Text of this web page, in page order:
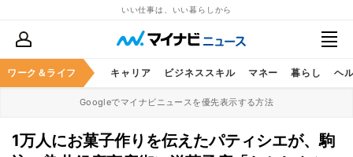
いい仕事は、いい暮らしから
ワーク＆ライフ キャリア ビジネススキル マネー 暮らし ヘ
Googleでマイナビニュースを優先表示する方法
1万人にお菓子作りを伝えたパティシエが、駒